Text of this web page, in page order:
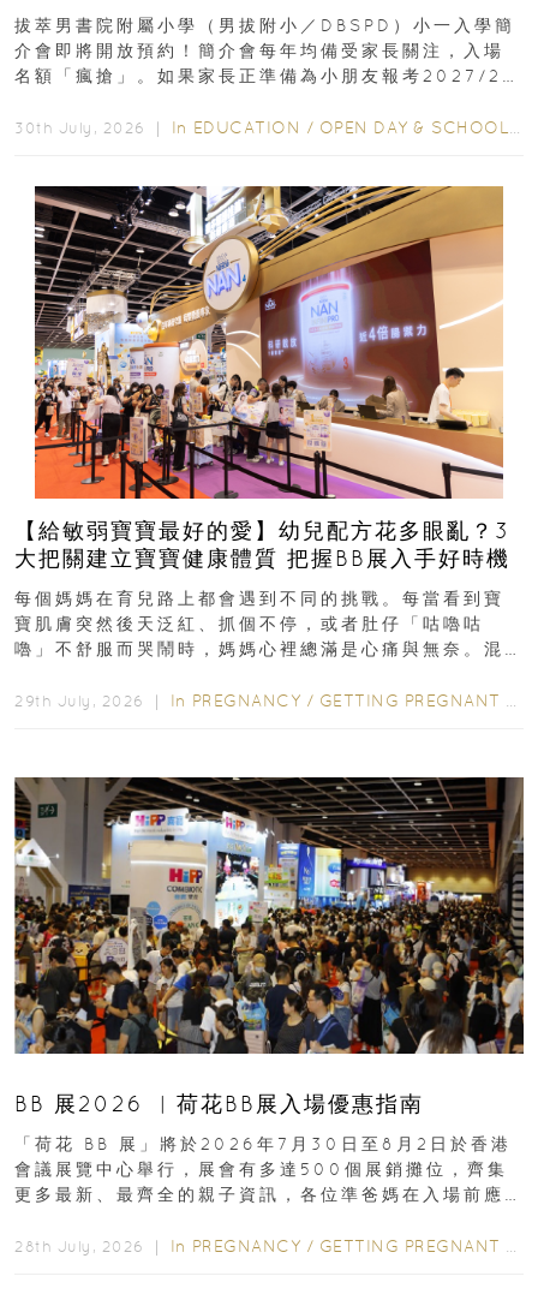
｜更設有網上重溫
拔萃男書院附屬小學（男拔附小／DBSPD）小一入學簡
介會即將開放預約！簡介會每年均備受家長關注，入場
名額「瘋搶」。如果家長正準備為小朋友報考2027/28
30th July, 2026 ｜ In EDUCATION / OPEN DAY & SCHOOL EVENTS
【給敏弱寶寶最好的愛】幼兒配方花多眼亂？3
大把關建立寶寶健康體質 把握BB展入手好時機
每個媽媽在育兒路上都會遇到不同的挑戰。每當看到寶
寶肌膚突然後天泛紅、抓個不停，或者肚仔「咕嚕咕
嚕」不舒服而哭鬧時，媽媽心裡總滿是心痛與無奈。混
29th July, 2026 ｜ In PREGNANCY / GETTING PREGNANT
BB 展2026 ︳荷花BB展入場優惠指南
「荷花 BB 展」將於2026年7月30日至8月2日於香港
會議展覽中心舉行，展會有多達500個展銷攤位，齊集
更多最新、最齊全的親子資訊，各位準爸媽在入場前應
28th July, 2026 ｜ In PREGNANCY / GETTING PREGNANT